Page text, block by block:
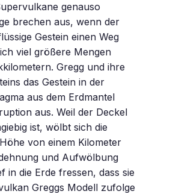
genauso
brechen aus, wenn der
Gestein einen Weg
viel größere Mengen
Gregg und ihre
das Gestein in der
aus dem Erdmantel
aus. Weil der Deckel
ist, wölbt sich die
von einem Kilometer
und Aufwölbung
in die Erde fressen, dass sie
Greggs Modell zufolge